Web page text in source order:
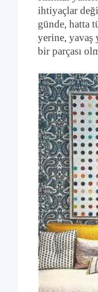
ihtiyaçlar
günde, hatta
yerine, yavaş
bir parçası